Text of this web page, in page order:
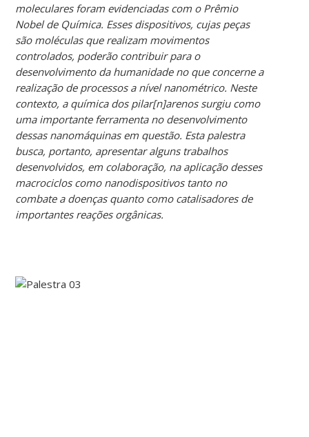
moleculares foram evidenciadas com o Prêmio
Nobel de Química. Esses dispositivos, cujas peças
são moléculas que realizam movimentos
controlados, poderão contribuir para o
desenvolvimento da humanidade no que concerne a
realização de processos a nível nanométrico. Neste
contexto, a química dos pilar[n]arenos surgiu como
uma importante ferramenta no desenvolvimento
dessas nanomáquinas em questão. Esta palestra
busca, portanto, apresentar alguns trabalhos
desenvolvidos, em colaboração, na aplicação desses
macrociclos como nanodispositivos tanto no
combate a doenças quanto como catalisadores de
importantes reações orgânicas.